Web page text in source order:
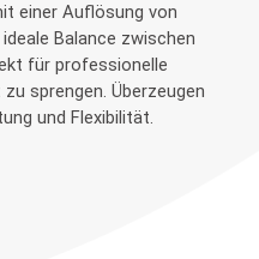
einer Auflösung von
Balance zwischen
für professionelle
sprengen. Überzeugen
und Flexibilität.